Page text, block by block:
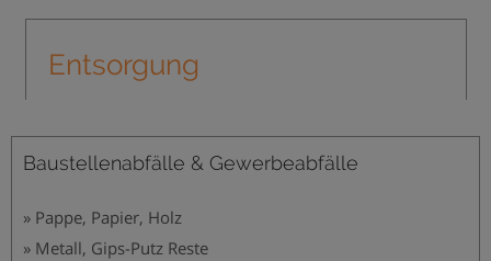
Entsorgung
Baustellenabfälle & Gewerbeabfälle
» Pappe, Papier, Holz
» Metall, Gips-Putz Reste